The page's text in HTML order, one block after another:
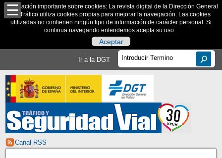
Información importante sobre cookies: La revista digital de la Dirección General
de Tráfico utiliza cookies propias para mejorar la navegación. Las cookies
utilizadas no contienen ningún tipo de información de carácter personal. Si
continua navegando entendemos acepta su uso.
Aceptar
Ir a la DGT
Canal RSS